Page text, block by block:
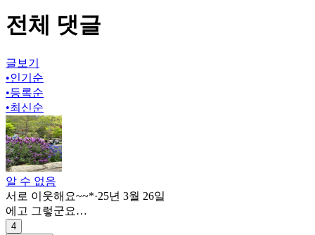
전체 댓글
글보기
•인기순
•등록순
•최신순
알 수 없음
서로 이웃해요~~*·25년 3월 26일
에고 그렇군요…
4